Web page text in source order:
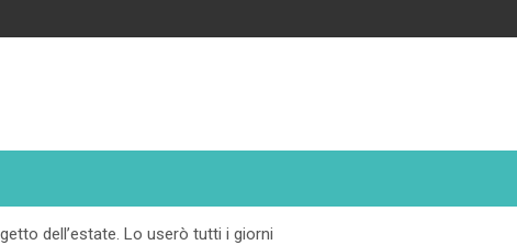
dell’estate. Lo userò tutti i giorni